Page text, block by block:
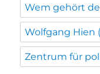
Wem gehört
Wolfgang Hien
Zentrum für